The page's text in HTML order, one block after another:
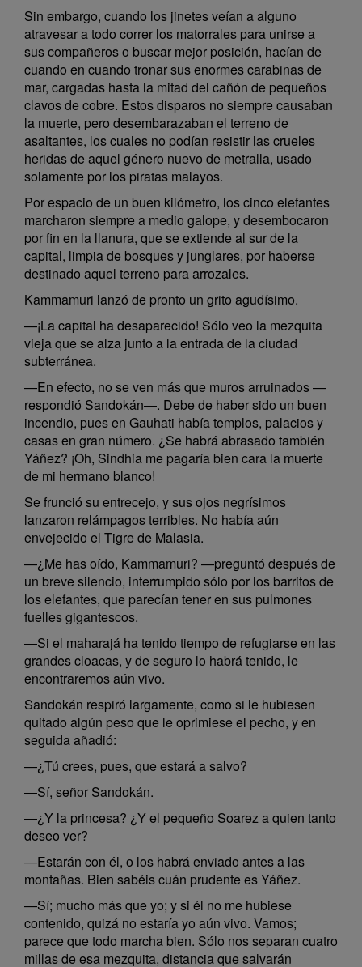
Sin embargo, cuando los jinetes veían a alguno
atravesar a todo correr los matorrales para unirse a
sus compañeros o buscar mejor posición, hacían de
cuando en cuando tronar sus enormes carabinas de
mar, cargadas hasta la mitad del cañón de pequeños
clavos de cobre. Estos disparos no siempre causaban
la muerte, pero desembarazaban el terreno de
asaltantes, los cuales no podían resistir las crueles
heridas de aquel género nuevo de metralla, usado
solamente por los piratas malayos.
Por espacio de un buen kilómetro, los cinco elefantes
marcharon siempre a medio galope, y desembocaron
por fin en la llanura, que se extiende al sur de la
capital, limpia de bosques y junglares, por haberse
destinado aquel terreno para arrozales.
Kammamuri lanzó de pronto un grito agudísimo.
—¡La capital ha desaparecido! Sólo veo la mezquita
vieja que se alza junto a la entrada de la ciudad
subterránea.
—En efecto, no se ven más que muros arruinados —
respondió Sandokán—. Debe de haber sido un buen
incendio, pues en Gauhati había templos, palacios y
casas en gran número. ¿Se habrá abrasado también
Yáñez? ¡Oh, Sindhia me pagaría bien cara la muerte
de mi hermano blanco!
Se frunció su entrecejo, y sus ojos negrísimos
lanzaron relámpagos terribles. No había aún
envejecido el Tigre de Malasia.
—¿Me has oído, Kammamuri? —preguntó después de
un breve silencio, interrumpido sólo por los barritos de
los elefantes, que parecían tener en sus pulmones
fuelles gigantescos.
—Si el maharajá ha tenido tiempo de refugiarse en las
grandes cloacas, y de seguro lo habrá tenido, le
encontraremos aún vivo.
Sandokán respiró largamente, como si le hubiesen
quitado algún peso que le oprimiese el pecho, y en
seguida añadió:
—¿Tú crees, pues, que estará a salvo?
—Sí, señor Sandokán.
—¿Y la princesa? ¿Y el pequeño Soarez a quien tanto
deseo ver?
—Estarán con él, o los habrá enviado antes a las
montañas. Bien sabéis cuán prudente es Yáñez.
—Sí; mucho más que yo; y si él no me hubiese
contenido, quizá no estaría yo aún vivo. Vamos;
parece que todo marcha bien. Sólo nos separan cuatro
millas de esa mezquita, distancia que salvarán